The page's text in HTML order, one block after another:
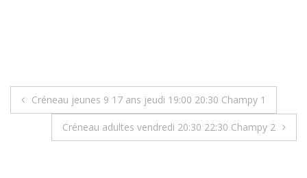
Navigation
Créneau jeunes 9 17 ans jeudi 19:00 20:30 Champy 1
Créneau adultes vendredi 20:30 22:30 Champy 2